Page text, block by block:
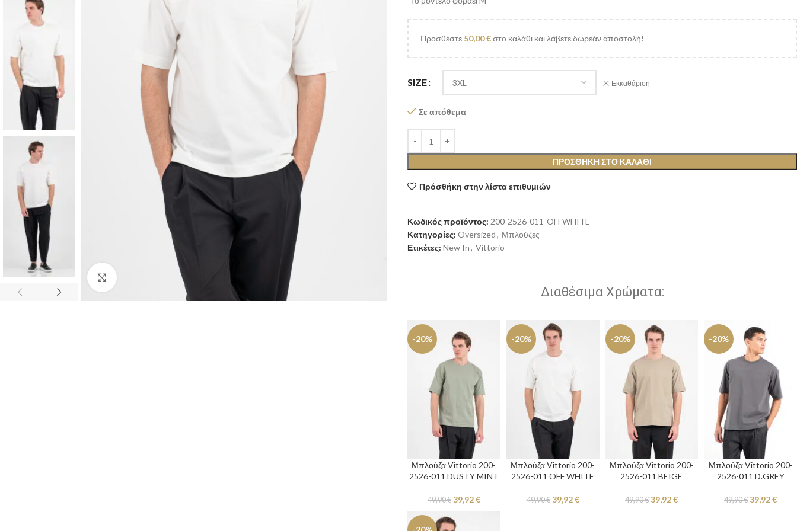
Κλικ για μεγέθυνση
Προσθέστε 50,00€στο καλάθι και λάβετε δωρεάν αποστολή!
SIZE Εκκαθάριση
Σε απόθεμα
ΠΡΟΣΘΉΚΗ ΣΤΟ ΚΑΛΆΘΙ
Πρόσθήκη στην λίστα επιθυμιών
Κωδικός προϊόντος: 200-2526-011-OFFWHITE
Κατηγορίες: Oversized, Μπλούζες
Ετικέτες: New In, Vittorio
Διαθέσιμα Χρώματα:
-20%
Μπλούζα Vittorio 200-
2526-011 DUSTY MINT
49,90€ 39,92€
-20%
Μπλούζα Vittorio 200-
2526-011 OFF WHITE
49,90€ 39,92€
-20%
Μπλούζα Vittorio 200-
2526-011 BEIGE
49,90€ 39,92€
-20%
Μπλούζα Vittorio 200-
2526-011 D.GREY
49,90€ 39,92€